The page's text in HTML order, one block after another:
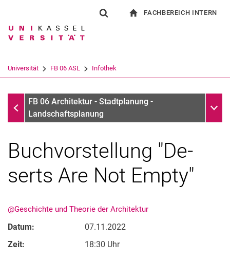
Springe direkt zu: Inhalt
Springe direkt zu: Suche
Springe direkt zu:
Suchbegriff
Suchen (öffnet externen Link in einem
FACHBEREICH INTERN
Universität FB 06 ASL Infothek
InfothekFB 06 Architektur - Stadtplanung -
Landschaftsplanung
Buch­vor­stel­lung "De­
serts Are Not Em­pty"
@Geschichte und Theorie der Architektur
Datum:
07.11.2022
Zeit:
18:30 Uhr